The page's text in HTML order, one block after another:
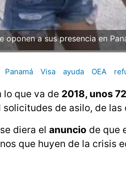
oponen a sus presencia en
Panamá Visa ayuda OEA
lo que va de 2018, unos
de asilo, de
diera el anuncio de que
que huyen de la crisis